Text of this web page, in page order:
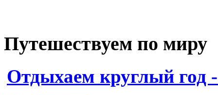
Путешествуем по миру
Отдыхаем круглый год